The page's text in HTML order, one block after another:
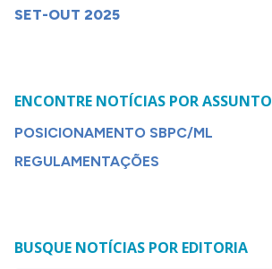
SET-OUT 2025
ENCONTRE NOTÍCIAS POR ASSUNTO
POSICIONAMENTO SBPC/ML
REGULAMENTAÇÕES
BUSQUE NOTÍCIAS POR EDITORIA